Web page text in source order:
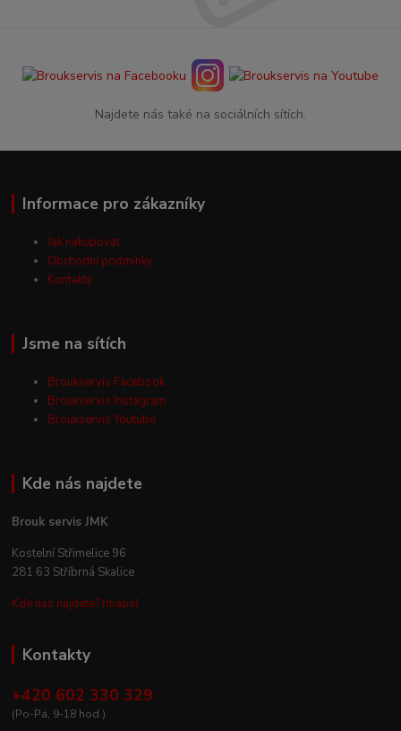
Najdete nás také na sociálních sítích.
Informace pro zákazníky
Jak nakupovat
Obchodní podmínky
Kontakty
Jsme na sítích
Broukservis Facebook
Broukservis Instagram
Broukservis Youtube
Kde nás najdete
Brouk servis JMK
Kostelní Střimelice 96
281 63 Stříbrná Skalice
Kde nás najdete? (mapa)
Kontakty
+420 602 330 329
(Po-Pá, 9-18 hod.)